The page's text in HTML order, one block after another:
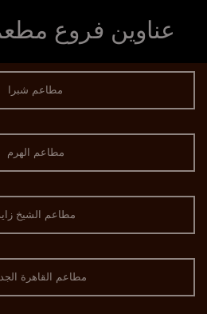
عناوين فروع
مطاعم شبرا
مطاعم الهرم
مطاعم الشيخ
مطاعم القاهرة